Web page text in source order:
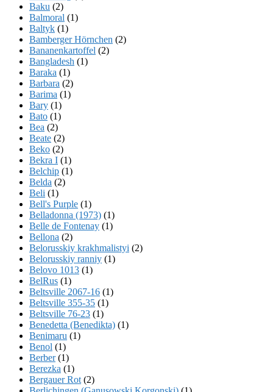
Baku (2)
Balmoral (1)
Baltyk (1)
Bamberger Hörnchen (2)
Bananenkartoffel (2)
Bangladesh (1)
Baraka (1)
Barbara (2)
Barima (1)
Bary (1)
Bato (1)
Bea (2)
Beate (2)
Beko (2)
Bekra I (1)
Belchip (1)
Belda (2)
Beli (1)
Bell's Purple (1)
Belladonna (1973) (1)
Belle de Fontenay (1)
Bellona (2)
Belorusskiy krakhmalistyi (2)
Belorusskiy ranniy (1)
Belovo 1013 (1)
BelRus (1)
Beltsville 2067-16 (1)
Beltsville 355-35 (1)
Beltsville 76-23 (1)
Benedetta (Benedikta) (1)
Benimaru (1)
Benol (1)
Berber(1)
Berezka (1)
Bergauer Rot (2)